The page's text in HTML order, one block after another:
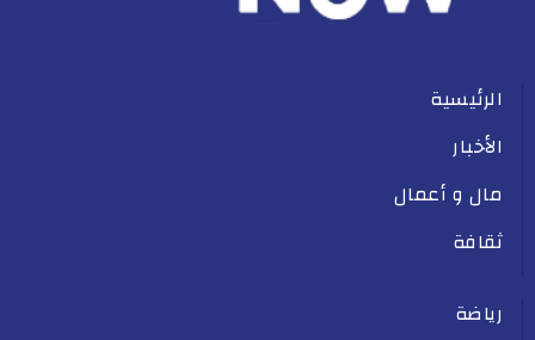
الرئيسية
الأخبار
مال و أعمال
ثقافة
رياضة